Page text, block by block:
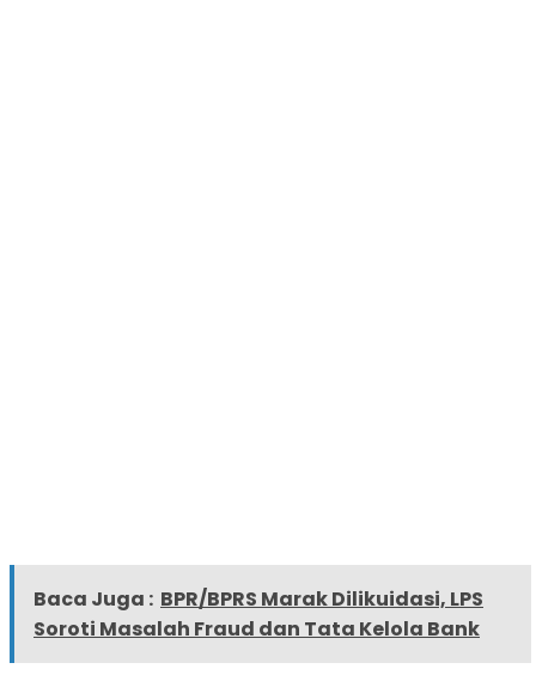
Baca Juga : BPR/BPRS Marak Dilikuidasi, LPS
Soroti Masalah Fraud dan Tata Kelola Bank